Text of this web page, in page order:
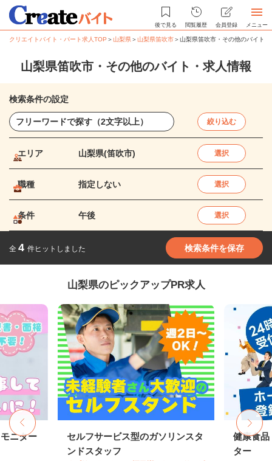
後で見る 閲覧履歴 会員登録 メニュー
クリエイトバイト・パート求人TOP ＞山梨県＞山梨県笛吹市＞山梨県笛吹市・その他のバイト
山梨県笛吹市・その他のバイト・求人情報
検索条件の設定
絞り込む
エリア 山梨県(笛吹市) 選択
職種 指定しない 選択
条件 午後 選択
全 4 件ヒットしました 検索条件を保存
山梨県のピックアップPR求人
ニター
セルフサービス型のガソリンスタ
ンドスタッフ
健康食品
ター